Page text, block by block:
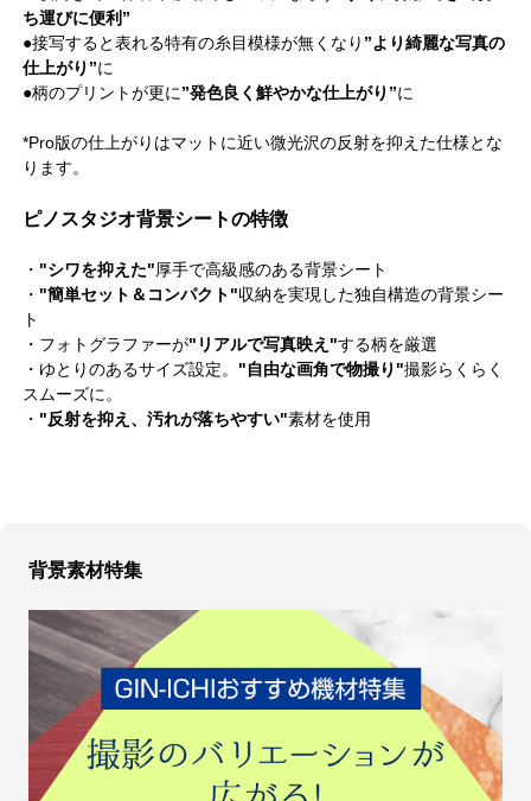
ち運びに便利”
●接写すると表れる特有の糸目模様が無くなり ”より綺麗な写真の
仕上がり”に
●柄のプリントが更に”発色良く鮮やかな仕上がり”に
*Pro版の仕上がりはマットに近い微光沢の反射を抑えた仕様とな
ります。
ピノスタジオ背景シートの特徴
・ "シワを抑えた"厚手で高級感のある背景シート
・ "簡単セット＆コンパクト"収納を実現した独自構造の背景シー
ト
・フォトグラファーが"リアルで写真映え"する柄を厳選
・ゆとりのあるサイズ設定。 "自由な画角で物撮り"撮影らくらく
スムーズに。
・ "反射を抑え、汚れが落ちやすい"素材を使用
背景素材特集